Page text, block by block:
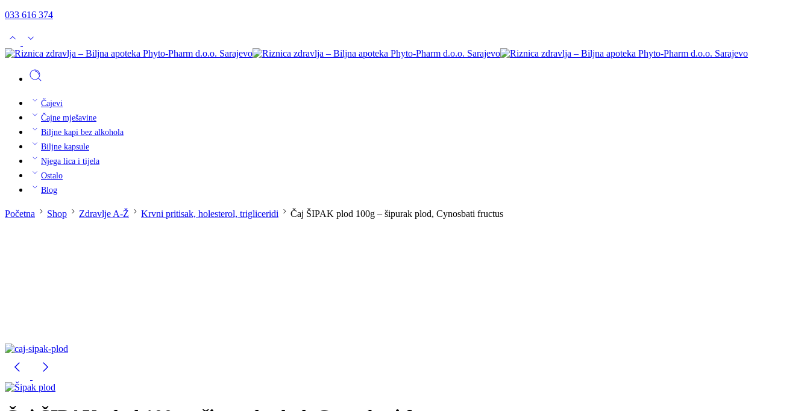
033 616 374
Čajevi
Čajne mješavine
Biljne kapi bez alkohola
Biljne kapsule
Njega lica i tijela
Ostalo
Blog
Početna Shop Zdravlje A-Ž Krvni pritisak, holesterol, trigliceridi Čaj ŠIPAK plod 100g – šipurak plod, Cynosbati fructus